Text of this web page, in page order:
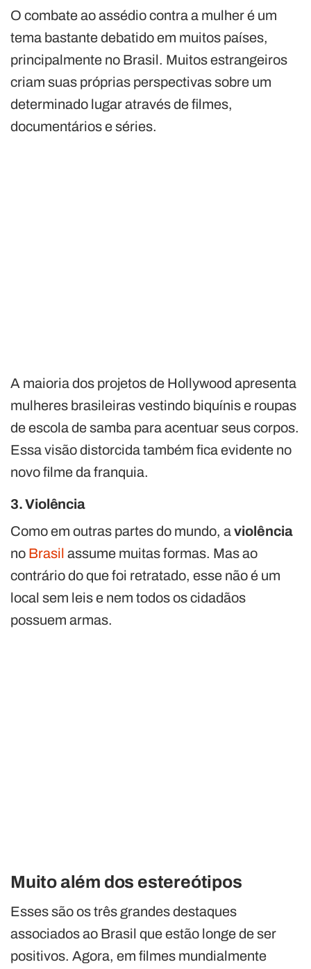
O combate ao assédio contra a mulher é um
tema bastante debatido em muitos países,
principalmente no Brasil. Muitos estrangeiros
criam suas próprias perspectivas sobre um
determinado lugar através de filmes,
documentários e séries.
A maioria dos projetos de Hollywood apresenta
mulheres brasileiras vestindo biquínis e roupas
de escola de samba para acentuar seus corpos.
Essa visão distorcida também fica evidente no
novo filme da franquia.
3. Violência
Como em outras partes do mundo, aviolência
no Brasil assume muitas formas. Mas ao
contrário do que foi retratado, esse não é um
local sem leis e nem todos os cidadãos
possuem armas.
Muito além dos estereótipos
Esses são os três grandes destaques
associados ao Brasil que estão longe de ser
positivos. Agora, em filmes mundialmente